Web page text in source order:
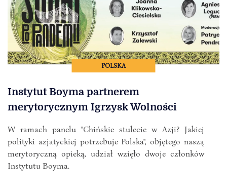
POLSKA
Instytut Boyma partnerem
merytorycznym Igrzysk Wolności
W ramach panelu "Chińskie stulecie w Azji? Jakiej
polityki azjatyckiej potrzebuje Polska", objętego naszą
merytoryczną opieką, udział wzięło dwoje członków
Instytutu Boyma.